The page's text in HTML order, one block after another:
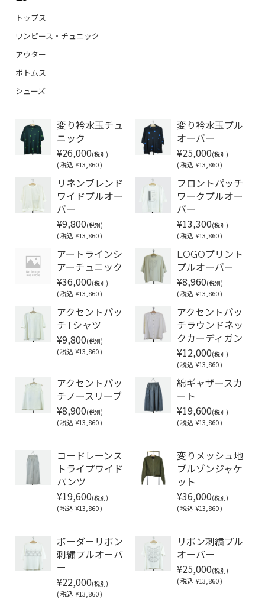
トップス
ワンピース・チュニック
アウター
ボトムス
シューズ
変り衿水玉チュ
ニック
¥26,000(税別)
(税込¥13,860 )
変り衿水玉プル
オーバー
¥25,000(税別)
(税込 ¥13,860 )
リネンブレンド
ワイドプルオー
バー
¥9,800(税別)
(税込¥13,860 )
フロントパッチ
ワークプルオー
バー
¥13,300(税別)
(税込 ¥13,860 )
アートラインシ
アーチュニック
¥36,000(税別)
(税込¥13,860 )
LOGOプリント
プルオーバー
¥8,960(税別)
(税込 ¥13,860 )
アクセントパッ
チTシャツ
¥9,800(税別)
(税込¥13,860 )
アクセントパッ
チラウンドネッ
クカーディガン
¥12,000(税別)
(税込 ¥13,860 )
アクセントパッ
チノースリーブ
¥8,900(税別)
(税込¥13,860 )
綿ギャザースカ
ート
¥19,600(税別)
(税込 ¥13,860 )
コードレーンス
トライプワイド
パンツ
¥19,600(税別)
(税込¥13,860 )
変りメッシュ地
ブルゾンジャケ
ット
¥36,000(税別)
(税込 ¥13,860 )
ボーダーリボン
刺繍プルオーバ
ー
¥22,000(税別)
(税込¥13,860 )
リボン刺繍プル
オーバー
¥25,000(税別)
(税込 ¥13,860 )